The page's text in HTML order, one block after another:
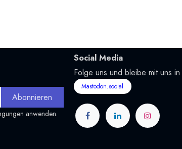
Abonnieren
anwenden.
Social Media
Folge uns und bleibe mit uns in
Mastodon.social